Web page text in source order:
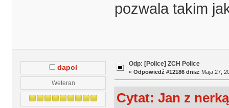
pozwala takim
dapol
Weteran
Odp: [Police] ZCH Police
« Odpowiedź #12186 dnia: Maja 27,
Cytat: Jan z